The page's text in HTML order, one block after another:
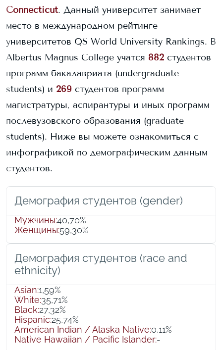
Connecticut. Данный университет занимает
место в международном рейтинге
университетов QS World University Rankings. В
Albertus Magnus College учатся 882 студентов
программ бакалавриата (undergraduate
students) и 269 студентов программ
магистратуры, аспирантуры и иных программ
послевузовского образования (graduate
students). Ниже вы можете ознакомиться с
инфографикой по демографическим данным
студентов.
Демография студентов (gender)
Мужчины:40,70%
Женщины:59,30%
Демография студентов (race and
ethnicity)
Asian:1,59%
White:35,71%
Black:27,32%
Hispanic:25,74%
American Indian / Alaska Native:0,11%
Native Hawaiian / Pacific Islander:-